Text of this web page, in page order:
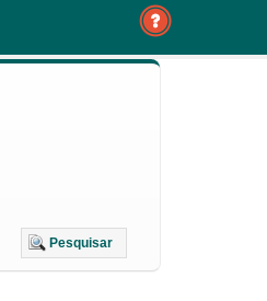
Pesquisar